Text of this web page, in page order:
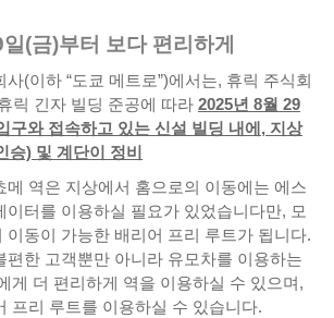
(금)부터 보다 편리하게
사(이하 “도쿄 메트로”)에서는, 휴릭 주식회
릭 긴자 빌딩 준공에 따라 2025년 8월 29
구와 접속하고 있는 신설 빌딩 내에, 지상
승) 및 계단이 정비
메 역은 지상에서 홈으로의 이동에는 에스
이터를 이용하실 필요가 있었습니다만, 모
이동이 가능한 배리어 프리 루트가 됩니다.
편한 고객뿐만 아니라 유모차를 이용하는
게 더 편리하게 역을 이용하실 수 있으며,
프리 루트를 이용하실 수 있습니다.